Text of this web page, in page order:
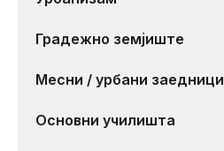
Градежно земјиште
Месни / урбани заедници
Основни училишта